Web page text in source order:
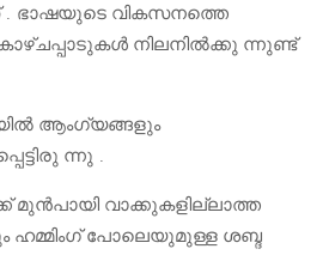
ഭാഷയുടെ വികസനത്തെ
നിലനിൽക്കു ന്നുണ്ട്
ആംഗ്യങ്ങളും
ന്നു .
മുൻപായി വാക്കുകളില്ലാത്ത
പോലെയുമുള്ള ശബ്ദ